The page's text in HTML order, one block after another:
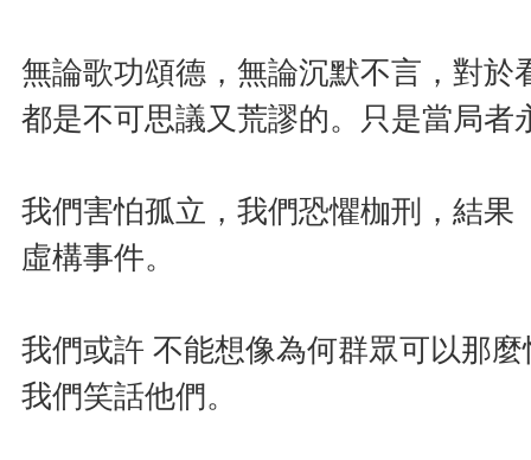
無論歌功頌德，無論沉默不言，對於
都是不可思議又荒謬的。只是當局者
我們害怕孤立，我們恐懼枷刑，結
虛構事件。
我們或許 不能想像為何群眾可以那
我們笑話他們。